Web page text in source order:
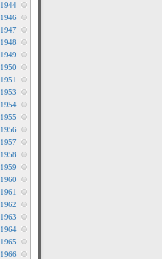
1944
1946
1947
1948
1949
1950
1951
1953
1954
1955
1956
1957
1958
1959
1960
1961
1962
1963
1964
1965
1966